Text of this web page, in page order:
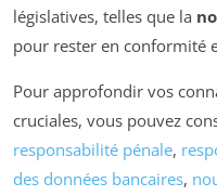
législatives, telles que la
pour rester en conformité
Pour approfondir vos
cruciales, vous pouvez
responsabilité pénale,
des données bancaires,